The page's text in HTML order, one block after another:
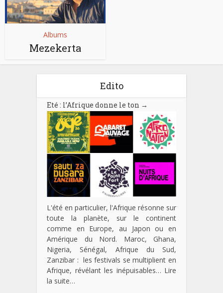
Albums
Mezekerta
Edito
Eté : l’Afrique donne le ton →
L'été en particulier, l'Afrique résonne sur
toute la planète, sur le continent
comme en Europe, au Japon ou en
Amérique du Nord. Maroc, Ghana,
Nigeria, Sénégal, Afrique du Sud,
Zanzibar : les festivals se multiplient en
Afrique, révélant les inépuisables… Lire
la suite…